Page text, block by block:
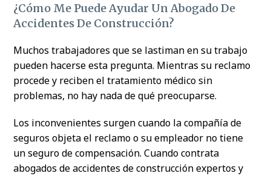
¿Cómo Me Puede Ayudar Un Abogado De
Accidentes De Construcción?
Muchos trabajadores que se lastiman en su trabajo
pueden hacerse esta pregunta. Mientras su reclamo
procede y reciben el tratamiento médico sin
problemas, no hay nada de qué preocuparse.
Los inconvenientes surgen cuando la compañía de
seguros objeta el reclamo o su empleador no tiene
un seguro de compensación. Cuando contrata
abogados de accidentes de construcción expertos y